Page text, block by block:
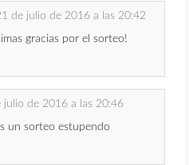
de julio de 2016 a las 20:42
gracias por el sorteo!
julio de 2016 a las 20:46
un sorteo estupendo